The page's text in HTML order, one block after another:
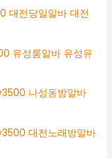
대전당일알바 대전
유성룸알바 유성유
나성동밤알바
대전노래방알바